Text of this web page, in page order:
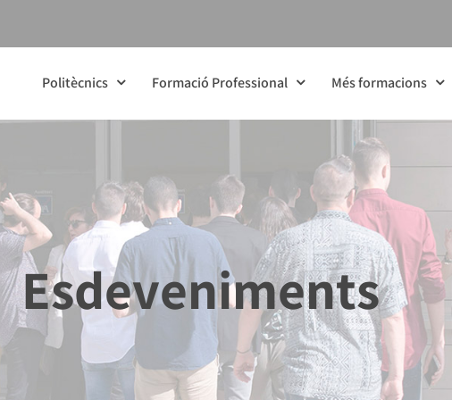
Politècnics Formació Professional Més formacions
Esdeveniments